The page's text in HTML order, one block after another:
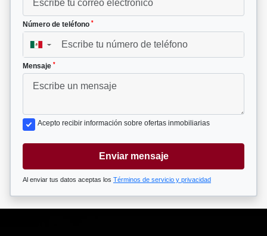
Número de teléfono *
▼
Mensaje *
Acepto recibir información sobre ofertas inmobiliarias
Enviar mensaje
Al enviar tus datos aceptas los Términos de servicio y privacidad